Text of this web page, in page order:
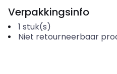
Verpakkingsinfo
1 stuk(s)
Niet retourneerbaar